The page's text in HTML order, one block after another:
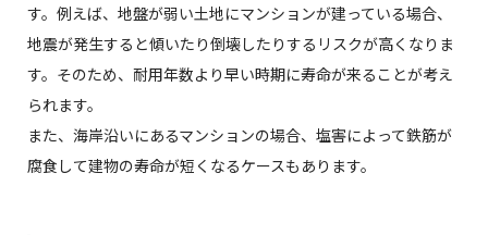
す。例えば、地盤が弱い土地にマンションが建っている場合、
地震が発生すると傾いたり倒壊したりするリスクが高くなりま
す。そのため、耐用年数より早い時期に寿命が来ることが考え
られます。
また、海岸沿いにあるマンションの場合、塩害によって鉄筋が
腐食して建物の寿命が短くなるケースもあります。